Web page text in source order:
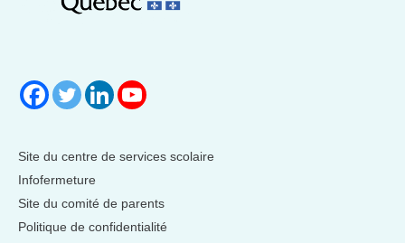
Site du centre de services scolaire
Infofermeture
Site du comité de parents
Politique de confidentialité